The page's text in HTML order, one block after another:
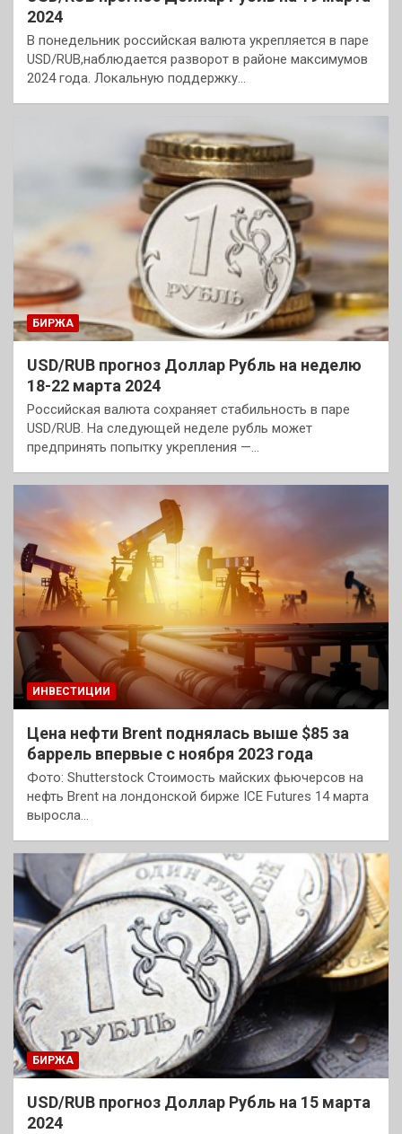
2024
В понедельник российская валюта укрепляется в паре
USD/RUB,наблюдается разворот в районе максимумов
2024 года. Локальную поддержку…
БИРЖА
USD/RUB прогноз Доллар Рубль на неделю
18-22 марта 2024
Российская валюта сохраняет стабильность в паре
USD/RUB. На следующей неделе рубль может
предпринять попытку укрепления —…
ИНВЕСТИЦИИ
Цена нефти Brent поднялась выше $85 за
баррель впервые с ноября 2023 года
Фото: Shutterstock Стоимость майских фьючерсов на
нефть Brent на лондонской бирже ICE Futures 14 марта
выросла…
БИРЖА
USD/RUB прогноз Доллар Рубль на 15 марта
2024